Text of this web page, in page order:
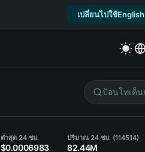
เปลี่ยนไปใช้English
ต่ำสุด 24 ชม.
$0.0006983
ปริมาณ 24 ชม. (114514)
82.44M